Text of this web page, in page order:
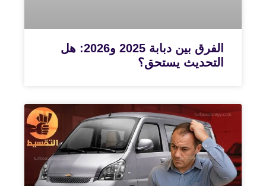
الفرق بين دبابة 2025 و2026: هل
التحديث يستحق؟